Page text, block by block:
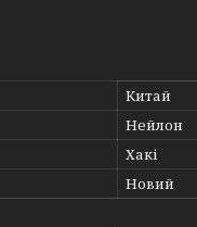
Китай
Нейлон
Хакі
Новий